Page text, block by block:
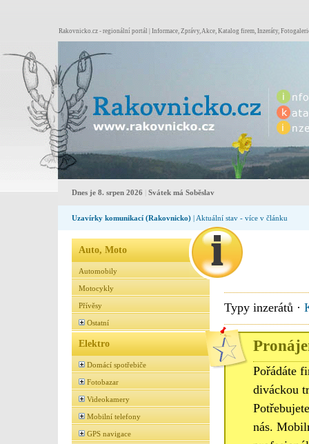
Rakovnicko.cz - regionální portál | Informace, Zprávy, Akce, Katalog firem, Inzeráty,
Dnes je 8. srpen 2026 Svátek má Soběslav
Uzavírky komunikací (Rakovnicko) | Aktuální stav - více v článku
Auto, Moto
Automobily
Motocykly
Přívěsy
Ostatní
Elektro
Domácí spotřebiče
Fotobazar
Videokamery
Mobilní telefony
GPS navigace
Typy inzerátů ·
Pořádáte
diváckou
nás.